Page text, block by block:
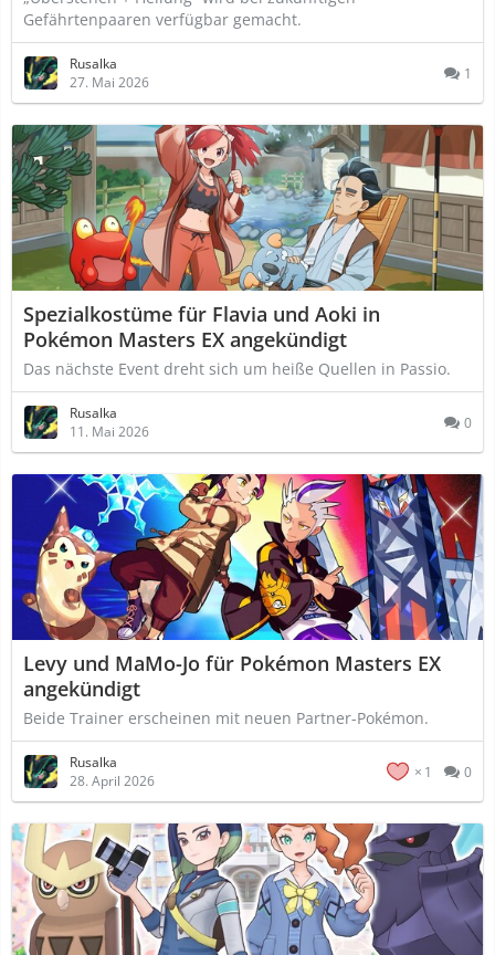
Gefährtenpaaren verfügbar gemacht.
Rusalka
27. Mai 2026
1
Spezialkostüme für Flavia und Aoki in
Pokémon Masters EX angekündigt
Das nächste Event dreht sich um heiße Quellen in Passio.
Rusalka
11. Mai 2026
0
Levy und MaMo-Jo für Pokémon Masters EX
angekündigt
Beide Trainer erscheinen mit neuen Partner-Pokémon.
Rusalka
28. April 2026
1 0